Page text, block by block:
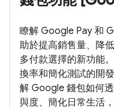
瞭解 Google Pay 和
助於提高銷售量、降
多付款選擇的新功能
換率和簡化測試的開
解 Google 錢包如何
與度、簡化日常生活